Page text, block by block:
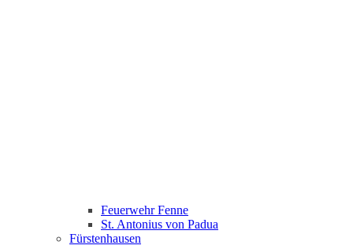
Feuerwehr Fenne
St. Antonius von Padua
Fürstenhausen